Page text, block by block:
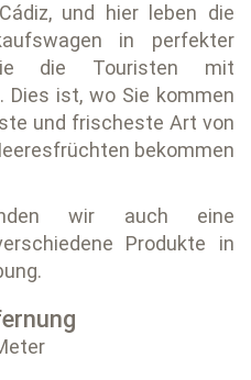
und hier leben die
in perfekter
die Touristen mit
Dies ist, wo Sie kommen
und frischeste Art von
bekommen
wir auch eine
Produkte in